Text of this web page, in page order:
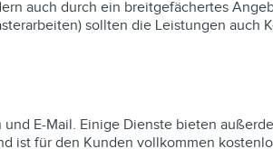
auch durch ein breitgefächertes
sollten die Leistungen auch
E-Mail. Einige Dienste bieten
ist für den Kunden vollkommen